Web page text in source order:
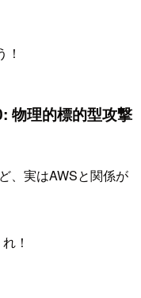
物理的標的型攻撃
、実はAWSと関係が
！